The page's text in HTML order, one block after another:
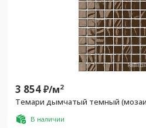
3 854₽/м2
В наличии